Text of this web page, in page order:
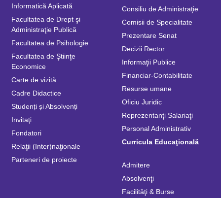
Informatică Aplicată
Facultatea de Drept şi
Administraţie Publică
Facultatea de Psihologie
Facultatea de Ştiinţe
Economice
Carte de vizită
Cadre Didactice
Studenți și Absolvenți
Invitaţi
Fondatori
Relaţii (Inter)naţionale
Parteneri de proiecte
Consiliu de Administraţie
Comisii de Specialitate
Prezentare Senat
Decizii Rector
Informaţii Publice
Financiar-Contabilitate
Resurse umane
Oficiu Juridic
Reprezentanţi Salariaţi
Personal Administrativ
Curricula Educaţională
Admitere
Absolvenţi
Facilităţi & Burse